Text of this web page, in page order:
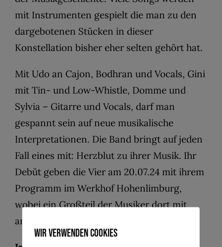
mit Instrumenten gespielt die man zu den
dargebotenen Stücken in dieser
Konstellation bisher eher selten gehört hat.
Mit Udo an Cajon, Bodhran und Vocals, Gini
mit Tin- und Low-Whistle, Domme und
Sylvia – Gitarre und Vocals, darf man
gespannt sein auf neue musikalische
Interpretationen. Die Band bringt auf jeden
Fall eines mit: Herzblut zu ihrer Musik. Ihr
Debüt geben die Vier am 20.07.24 mit ihrem
Programm im Werkhof Hohenlimburg,
wobei ein Großteil der Musiker dort mit
anderen Bands bereits bekannt wurde.
Wir verwenden Cookies